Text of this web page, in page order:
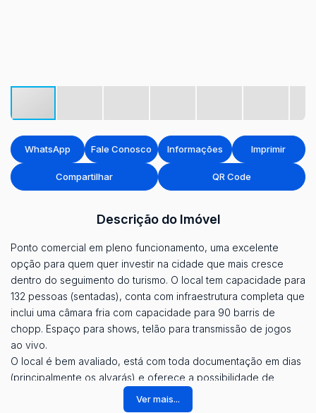
WhatsApp Fale Conosco Informações Imprimir
Compartilhar QR Code
Descrição do Imóvel
Ponto comercial em pleno funcionamento, uma excelente
opção para quem quer investir na cidade que mais cresce
dentro do seguimento do turismo. O local tem capacidade para
132 pessoas (sentadas), conta com infraestrutura completa que
inclui uma câmara fria com capacidade para 90 barris de
chopp. Espaço para shows, telão para transmissão de jogos
ao vivo.
O local é bem avaliado, está com toda documentação em dias
(principalmente os alvarás) e oferece a possibilidade de
explorar outras atividades.
O valor da venda não incluí o prédio, o mesmo é alugado,
Ver mais...